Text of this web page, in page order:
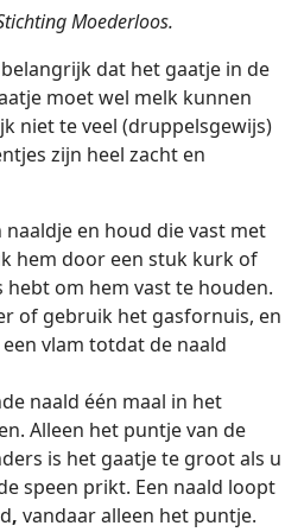
Moederloos.
dat het gaatje in de
moet wel melk kunnen
niet te veel (druppelsgewijs)
zijn heel zacht en
naaldje en houd die vast met
hem door een stuk kurk of
hebt om hem vast te houden.
of gebruik het gasfornuis, en
vlam totdat de naald
naald één maal in het
Alleen het puntje van de
is het gaatje te groot als u
speen prikt. Een naald loopt
, vandaar alleen het puntje.